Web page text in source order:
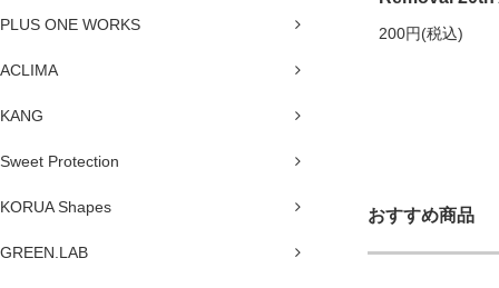
PLUS ONE WORKS
ACLIMA
KANG
Sweet Protection
KORUA Shapes
GREEN.LAB
200円(税込)
おすすめ商品